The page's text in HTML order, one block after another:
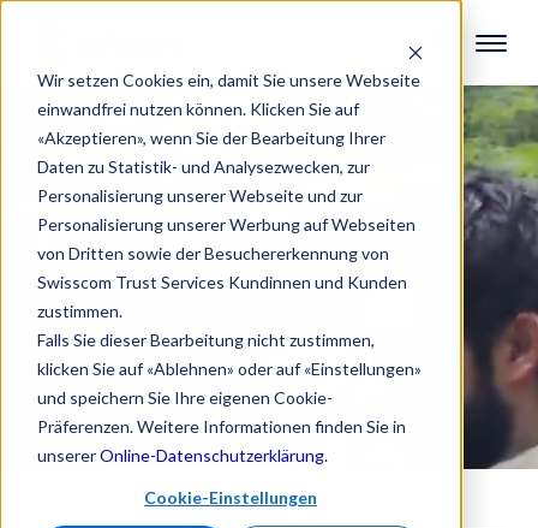
Wir setzen Cookies ein, damit Sie unsere Webseite
einwandfrei nutzen können. Klicken Sie auf
«Akzeptieren», wenn Sie der Bearbeitung Ihrer
Daten zu Statistik- und Analysezwecken, zur
Personalisierung unserer Webseite und zur
Personalisierung unserer Werbung auf Webseiten
von Dritten sowie der Besuchererkennung von
Swisscom Trust Services Kundinnen und Kunden
zustimmen.
Falls Sie dieser Bearbeitung nicht zustimmen,
klicken Sie auf «Ablehnen» oder auf «Einstellungen»
und speichern Sie Ihre eigenen Cookie-
Präferenzen. Weitere Informationen finden Sie in
unsererOnline-Datenschutzerklärung.
Cookie-Einstellungen
Trust Blog